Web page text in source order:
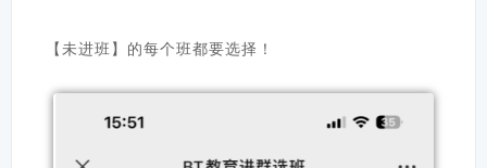
【未进班】的每个班都要选择！